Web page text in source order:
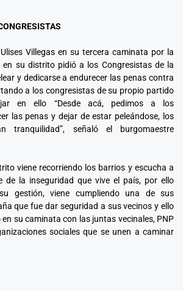
Villegas en su tercera caminata por la
en su distrito pidió a los Congresistas de la
y dedicarse a endurecer las penas contra
a los congresistas de su propio partido
en ello “Desde acá, pedimos a los
las penas y dejar de estar peleándose, los
tranquilidad”, señaló el burgomaestre
viene recorriendo los barrios y escucha a
de la inseguridad que vive el país, por ello
gestión, viene cumpliendo una de sus
que fue dar seguridad a sus vecinos y ello
en su caminata con las juntas vecinales, PNP
sociales que se unen a caminar